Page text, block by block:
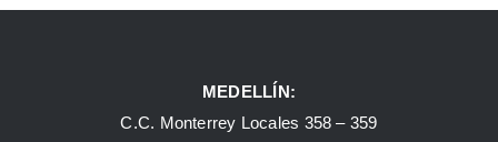
MEDELLÍN:
C.C. Monterrey Locales 358 – 359